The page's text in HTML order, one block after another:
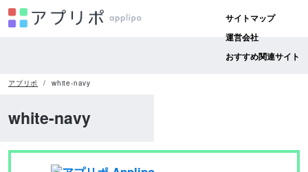
サイトマップ
運営会社
おすすめ関連サイト
アプリポ white-navy
white-navy